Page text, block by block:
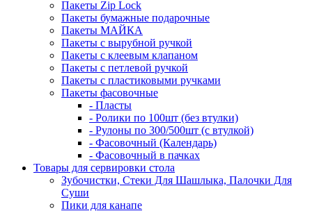
Пакеты Zip Lock
Пакеты бумажные подарочные
Пакеты МАЙКА
Пакеты с вырубной ручкой
Пакеты с клеевым клапаном
Пакеты с петлевой ручкой
Пакеты с пластиковыми ручками
Пакеты фасовочные
- Пласты
- Ролики по 100шт (без втулки)
- Рулоны по 300/500шт (с втулкой)
- Фасовочный (Календарь)
- Фасовочный в пачках
Товары для сервировки стола
Зубочистки, Стеки Для Шашлыка, Палочки Для
Суши
Пики для канапе